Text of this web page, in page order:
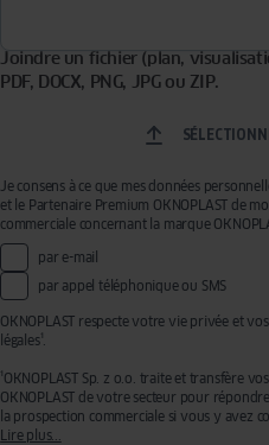
Joindre un fichier (plan,
PDF, DOCX, PNG, JPG ou ZIP.
Je consens à ce que mes données
et le Partenaire Premium OKNOPLAST de
commerciale concernant la marque
par e-mail
par appel téléphonique ou SMS
OKNOPLAST respecte votre vie privée et
légales¹.
¹OKNOPLAST Sp. z o.o. traite et transfère
OKNOPLAST de votre secteur pour
la prospection commerciale si vous y avez
Lire plus...